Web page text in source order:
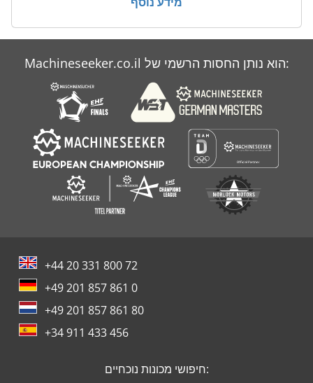
Atlas Copco Ga 55 Vsd
Atlas Copco Ga 708
Atlas Copco Ga 808
Atlas Copco Ga 90
Machineseeker.co.il הוא נותן החסות הרשמי של:
+44 20 331 800 72
+49 201 857 861 0
+49 201 857 861 80
+34 911 433 456
חיפושי מכונות נוכחיים: